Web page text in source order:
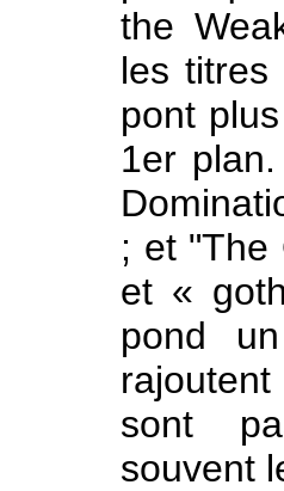
the
les titres
pont
1er
; et "The
et «
pond
sont
souvent